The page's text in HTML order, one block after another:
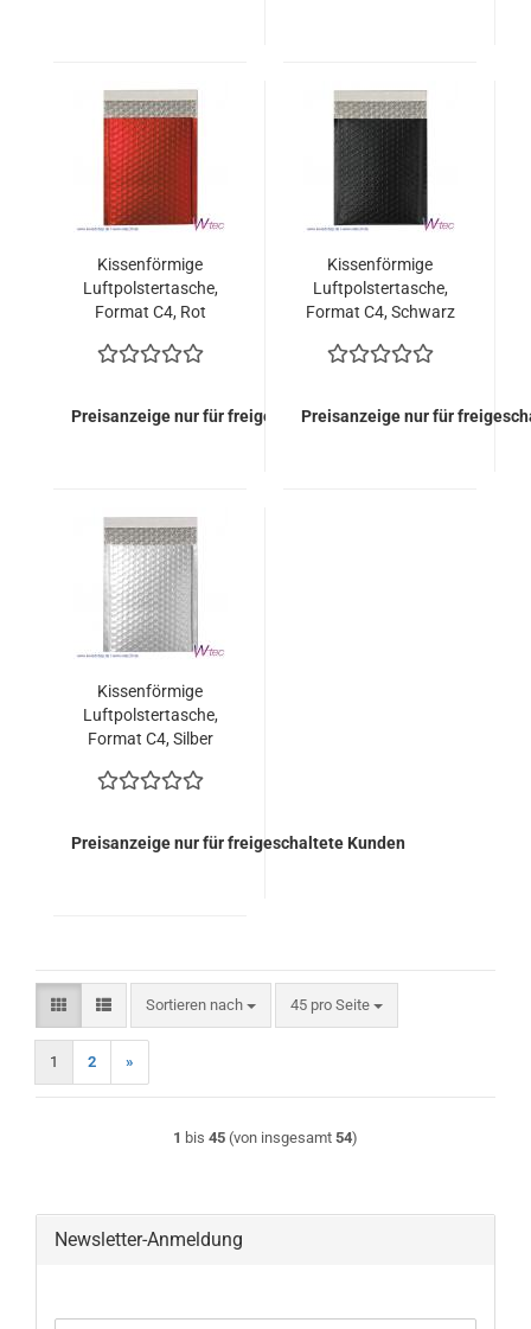
Kissenförmige
Luftpolstertasche,
Format C4, Rot
Stück = 149,00 Euro)
Preisanzeige nur für freigeschaltete Kunden
Kissenförmige
Luftpolstertasche,
Format C4, Schwarz
Stück = 149,00 Euro)
Preisanzeige nur für
Kissenförmige
Luftpolstertasche,
Format C4, Silber
Stück = 149,00 Euro)
Preisanzeige nur für freigeschaltete Kunden
Sortieren nach
Sortieren nach 45 pro Seite
pro Seite
1 2 »
1 bis 45 (von insgesamt 54)
Newsletter-Anmeldung